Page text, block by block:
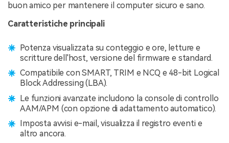
buon amico per mantenere il computer sicuro e sano.
Caratteristiche principali
Potenza visualizzata su conteggio e ore, letture e
scritture dell'host, versione del firmware e standard.
Compatibile con SMART, TRIM e NCQ e 48-bit Logical
Block Addressing (LBA).
Le funzioni avanzate includono la console di controllo
AAM/APM (con opzione di adattamento automatico).
Imposta avvisi e-mail, visualizza il registro eventi e
altro ancora.